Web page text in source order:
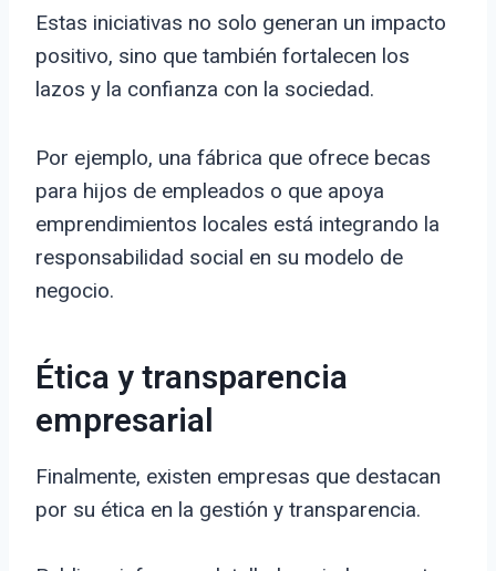
Estas iniciativas no solo generan un impacto
positivo, sino que también fortalecen los
lazos y la confianza con la sociedad.
Por ejemplo, una fábrica que ofrece becas
para hijos de empleados o que apoya
emprendimientos locales está integrando la
responsabilidad social en su modelo de
negocio.
Ética y transparencia
empresarial
Finalmente, existen empresas que destacan
por su ética en la gestión y transparencia.